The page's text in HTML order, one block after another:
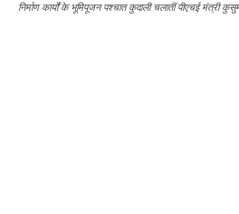
निर्माण कार्यों के भूमिपूजन पश्चात कुदाली चलातीं पीएचई मंत्री